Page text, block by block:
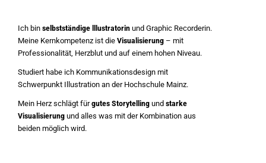
Ich bin selbstständige lllustratorin und Graphic Recorderin.
Meine Kernkompetenz ist die Visualisierung – mit
Professionalität, Herzblut und auf einem hohen Niveau.
Studiert habe ich Kommunikationsdesign mit
Schwerpunkt Illustration an der Hochschule Mainz.
Mein Herz schlägt fürgutes Storytelling und starke
Visualisierung und alles was mit der Kombination aus
beiden möglich wird.